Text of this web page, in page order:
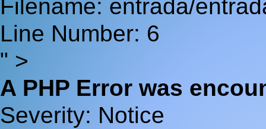
Filename: entrada/
Line Number: 6
" >
A PHP Error was
Severity: Notice